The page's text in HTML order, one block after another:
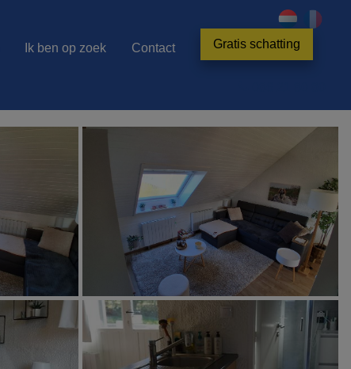
Ik ben op zoek Contact Gratis schatting